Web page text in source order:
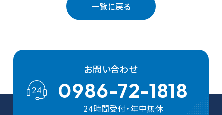
一覧に戻る
お問い合わせ
0986-72-1818
24時間受付・年中無休